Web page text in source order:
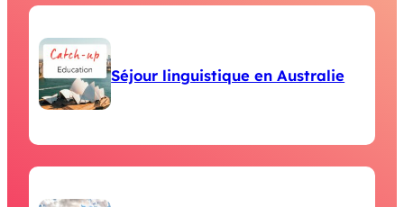
Séjour linguistique en Australie